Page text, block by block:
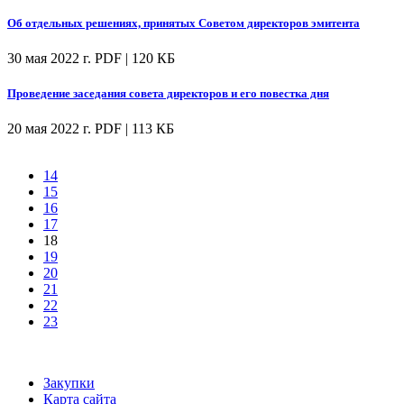
Об отдельных решениях, принятых Советом директоров эмитента
30 мая 2022 г. PDF | 120 КБ
Проведение заседания совета директоров и его повестка дня
20 мая 2022 г. PDF | 113 КБ
14
15
16
17
18
19
20
21
22
23
Закупки
Карта сайта